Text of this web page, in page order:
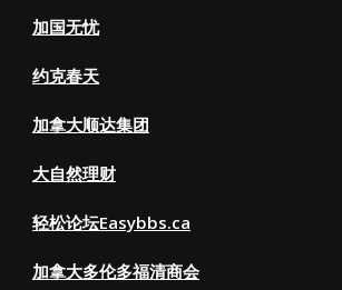
加国无忧
约克春天
加拿大顺达集团
大自然理财
轻松论坛Easybbs.ca
加拿大多伦多福清商会